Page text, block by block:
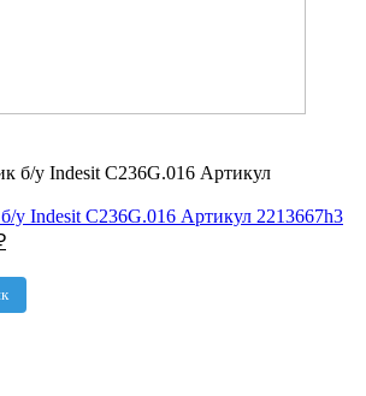
у Indesit C236G.016 Артикул 2213667h3